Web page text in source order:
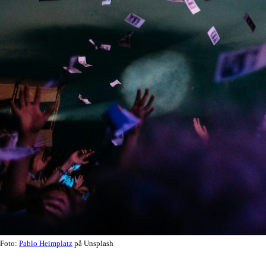
Foto: Pablo Heimplatz på Unsplash